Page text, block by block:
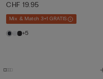
CHF 19.95
Mix & Match 3+1 GRATIS
+5